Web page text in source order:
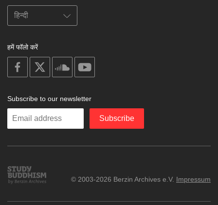
हमें फॉलो करें
on
facebook
soundcloud
Subscribe to our newsletter
Enter
Subscribe
Study
Buddhism
© 2003-2026 Berzin Archives e.V. Impressum